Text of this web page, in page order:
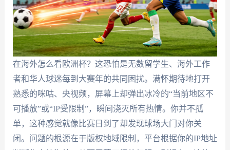
在海外怎么看欧洲杯？这恐怕是无数留学生、海外工作
者和华人球迷每到大赛年的共同困扰。满怀期待地打开
熟悉的咪咕、央视频，屏幕上却弹出冰冷的“当前地区不
可播放”或“IP受限制”，瞬间浇灭所有热情。你并不孤
单，这种感觉就像比赛日到了却发现球场大门对你关
闭。问题的根源在于版权地域限制，平台根据你的IP地址